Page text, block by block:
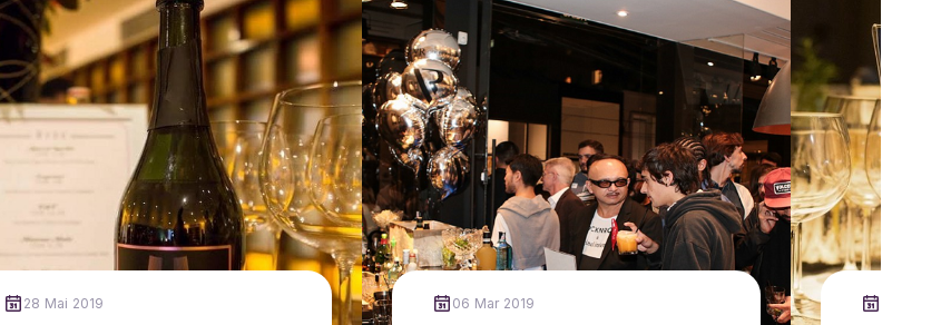
28 Mai 2019 06 Mar 2019